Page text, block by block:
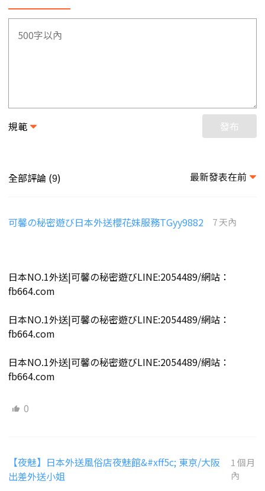
規範 發布
全部評論 (9) 最新發表在前
可馨の秘密遊び日本外送櫻花妹服務TGyy9882 7 天內
日本NO.1外送|可馨の秘密遊びLINE:2054489/網站：
fb664.com
日本NO.1外送|可馨の秘密遊びLINE:2054489/網站：
fb664.com
日本NO.1外送|可馨の秘密遊びLINE:2054489/網站：
fb664.com
0
【夜魅】日本外送風俗店夜魅館&#xff5c; 東京/大阪
出差外送小姐
1 個月
內